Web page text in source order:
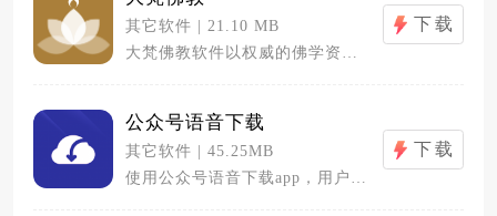
其它软件 | 21.10 MB
大梵佛教软件以权威的佛学资源、友好的...
下载
公众号语音下载
其它软件 | 45.25MB
下载